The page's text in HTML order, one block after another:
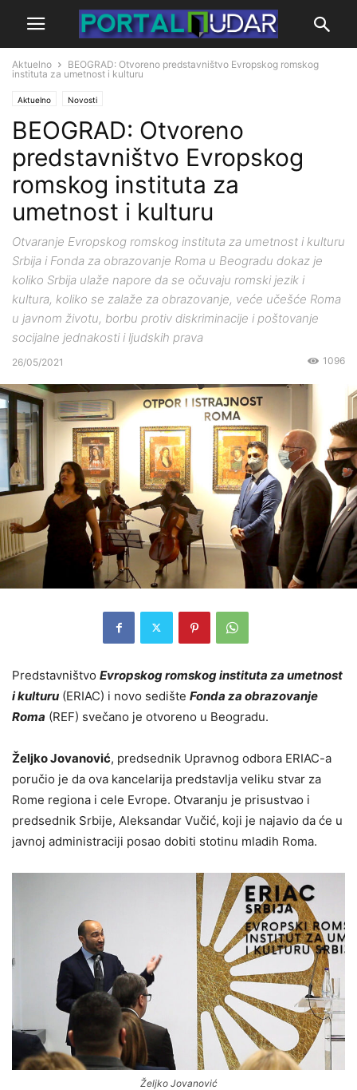
Aktuelno
BEOGRAD: Otvoreno predstavništvo Evropskog romskog
instituta za umetnost i kulturu
Aktuelno Novosti
BEOGRAD: Otvoreno
predstavništvo Evropskog
romskog instituta za
umetnost i kulturu
Otvaranje Evropskog romskog instituta za umetnost i kulturu
Srbija i Fonda za obrazovanje Roma u Beogradu dokaz je
koliko Srbija ulaže napore da se očuvaju romski jezik i
kultura, koliko se zalaže za obrazovanje, veće učešće Roma
u javnom životu, borbu protiv diskriminacije i poštovanje
socijalne jednakosti i ljudskih prava
26/05/2021 1096
Predstavništvo Evropskog romskog instituta za umetnost
i kulturu (ERIAC) i novo sedište Fonda za obrazovanje
Roma (REF) svečano je otvoreno u Beogradu.
Željko Jovanović, predsednik Upravnog odbora ERIAC-a
poručio je da ova kancelarija predstavlja veliku stvar za
Rome regiona i cele Evrope. Otvaranju je prisustvao i
predsednik Srbije, Aleksandar Vučić, koji je najavio da će u
javnoj administraciji posao dobiti stotinu mladih Roma.
Željko Jovanović